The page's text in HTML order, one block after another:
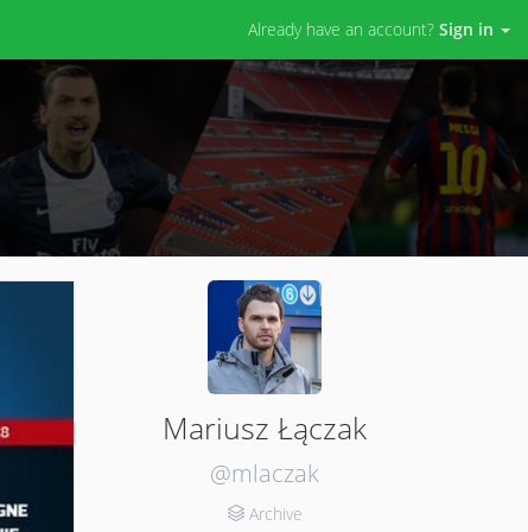
Already have an account? Sign in
Mariusz Łączak
@mlaczak
Archive